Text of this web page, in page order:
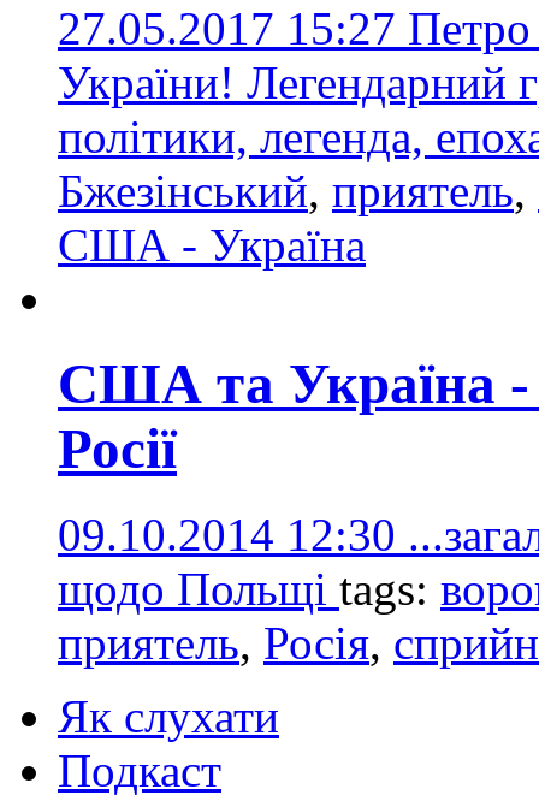
27.05.2017 15:27
України! Легендарний
політики, легенда,
Бжезінський, приятель,
США - Україна
США та Україна -
Росії
09.10.2014 12:30
щодо Польщі tags:
приятель, Росія,
Як слухати
Подкаст